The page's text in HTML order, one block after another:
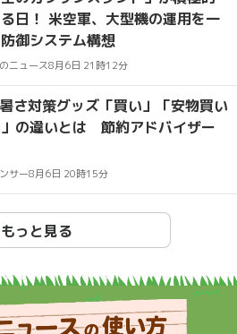
日！ 米空軍、大型機の運用を一
御システム構想
ニュース8月6日 21時12分
さ対策グッズ「買い」「安物買い
の違いとは 節約アドバイザー
サー8月6日 20時15分
もっと見る